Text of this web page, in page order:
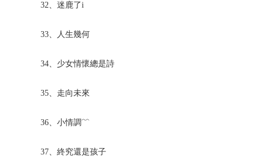
32、迷鹿了i
33、人生幾何
34、少女情懷總是詩
35、走向未來
36、小情調﹌
37、終究還是孩子